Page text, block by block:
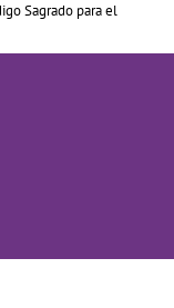
Sagrado para el